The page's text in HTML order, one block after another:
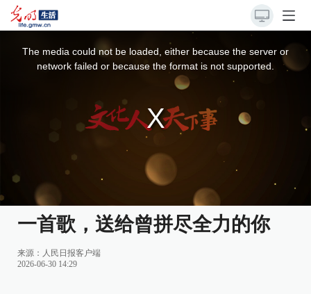
The media could not be loaded, either because the server or
network failed or because the format is not supported.
一首歌，送给曾拼尽全力的你
来源： 人民日报客户端
2026-06-30 14:29